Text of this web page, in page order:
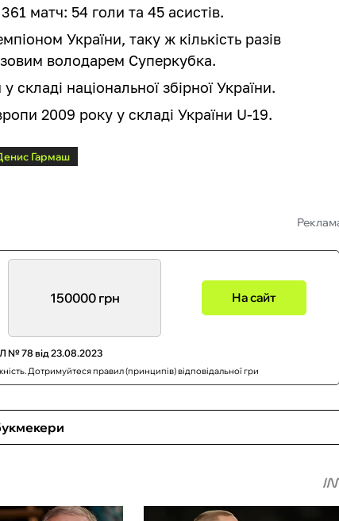
матч: 54 голи та 45 асистів.
України, таку ж кількість разів
володарем Суперкубка.
національної збірної України.
2009 року у складі України U-19.
Гармаш
150000 грн На сайт
№ 78 від 23.08.2023
Дотримуйтеся правил (принципів) відповідальної гри